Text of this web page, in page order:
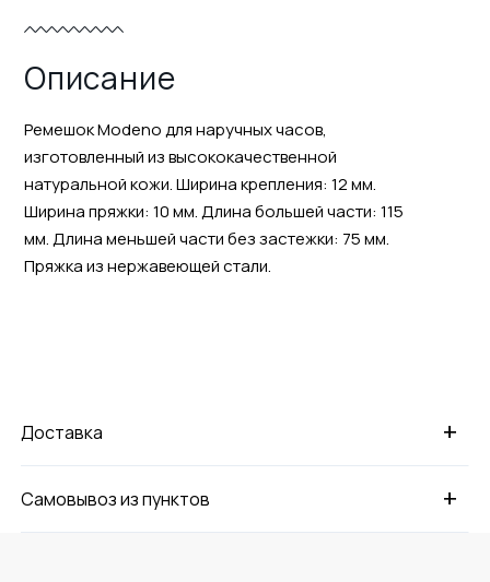
Описание
Ремешок Modeno для наручных часов,
изготовленный из высококачественной
натуральной кожи. Ширина крепления: 12 мм.
Ширина пряжки: 10 мм. Длина большей части: 115
мм. Длина меньшей части без застежки: 75 мм.
Пряжка из нержавеющей стали.
+
Доставка
+
Самовывоз из пунктов